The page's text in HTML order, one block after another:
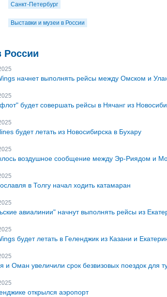
Санкт-Петербург
Выставки и музеи в России
России
начнет выполнять рейсы между Омском и
будет совершать рейсы в Нячанг из
будет летать из Новосибирска в Бухару
воздушное сообщение между Эр-Риядом и
в Толгу начал ходить катамаран
авиалинии" начнут выполнять рейсы из
будет летать в Геленджик из Казани и
и Оман увеличили срок безвизовых поездок для
открылся аэропорт